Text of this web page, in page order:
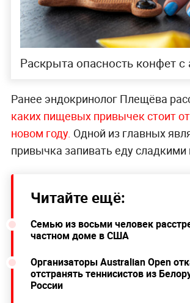
Раскрыта опасность конфет с
Ранее эндокринолог Плещёва
каких пищевых привычек стоит
новом году. Одной из главных
привычка запивать еду
Читайте ещё:
Семью из восьми человек
частном доме в США
Организаторы Australian Open
отстранять теннисистов из
России